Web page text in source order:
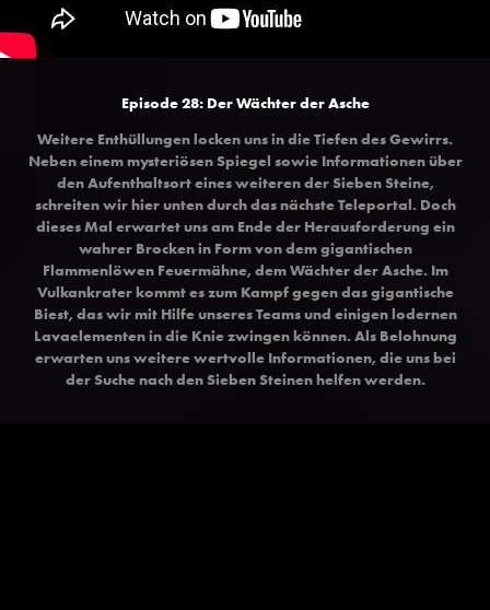
Episode 28: Der Wächter der Asche
Weitere Enthüllungen locken uns in die Tiefen des Gewirrs.
Neben einem mysteriösen Spiegel sowie Informationen über
den Aufenthaltsort eines weiteren der Sieben Steine,
schreiten wir hier unten durch das nächste Teleportal. Doch
dieses Mal erwartet uns am Ende der Herausforderung ein
wahrer Brocken in Form von dem gigantischen
Flammenlöwen Feuermähne, dem Wächter der Asche. Im
Vulkankrater kommt es zum Kampf gegen das gigantische
Biest, das wir mit Hilfe unseres Teams und einigen lodernen
Lavaelementen in die Knie zwingen können. Als Belohnung
erwarten uns weitere wertvolle Informationen, die uns bei
der Suche nach den Sieben Steinen helfen werden.